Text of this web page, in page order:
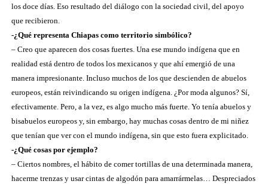
los doce días. Eso resultado del diálogo con la sociedad civil, del apoyo
que recibieron.
-¿Qué representa Chiapas como territorio simbólico?
– Creo que aparecen dos cosas fuertes. Una ese mundo indígena que en
realidad está dentro de todos los mexicanos y que ahí emergió de una
manera impresionante. Incluso muchos de los que descienden de abuelos
europeos, están reivindicando su origen indígena. ¿Por moda algunos? Sí,
efectivamente. Pero, a la vez, es algo mucho más fuerte. Yo tenía abuelos y
bisabuelos europeos y, sin embargo, hay muchas cosas dentro de mi niñez
que tenían que ver con el mundo indígena, sin que esto fuera explicitado.
-¿Qué cosas por ejemplo?
– Ciertos nombres, el hábito de comer tortillas de una determinada manera,
hacerme trenzas y usar cintas de algodón para amarrármelas… Despreciados